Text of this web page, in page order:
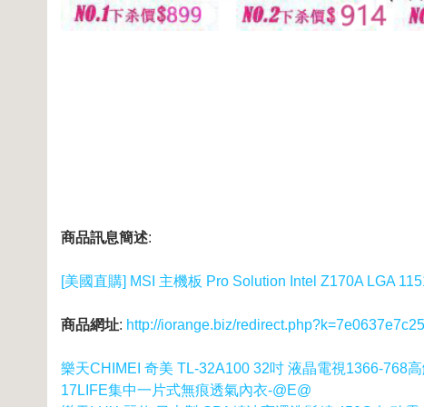
商品訊息簡述:
[美國直購] MSI 主機板 Pro Solution Intel Z170A LGA
商品網址: http://iorange.biz/
樂天CHIMEI 奇美 TL-32A100 32吋 液晶電視1366-768
17LIFE集中一片式無痕透氣內衣-@E@